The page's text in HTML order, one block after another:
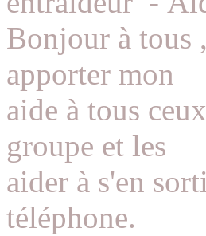
Bonjour à tous
apporter mon
aide à tous
groupe et les
aider à s'en
téléphone.